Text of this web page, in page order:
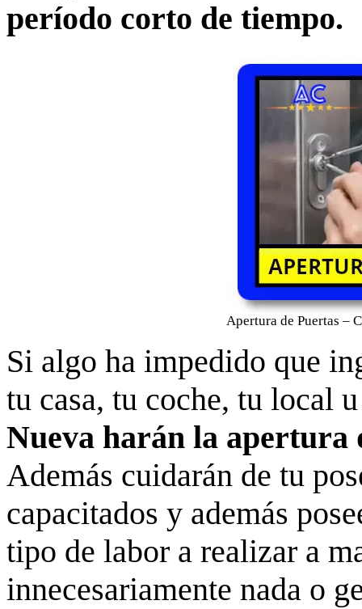
período corto de tiempo.
Apertura de Puertas –
Si algo ha impedido que
tu casa, tu coche, tu local
Nueva harán la apertura
Además cuidarán de tu
capacitados y además
tipo de labor a realizar a
innecesariamente nada o